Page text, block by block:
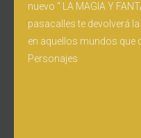
nuevo “ LA MAGIA Y
pasacalles te devolverá
en aquellos mundos que
Personajes